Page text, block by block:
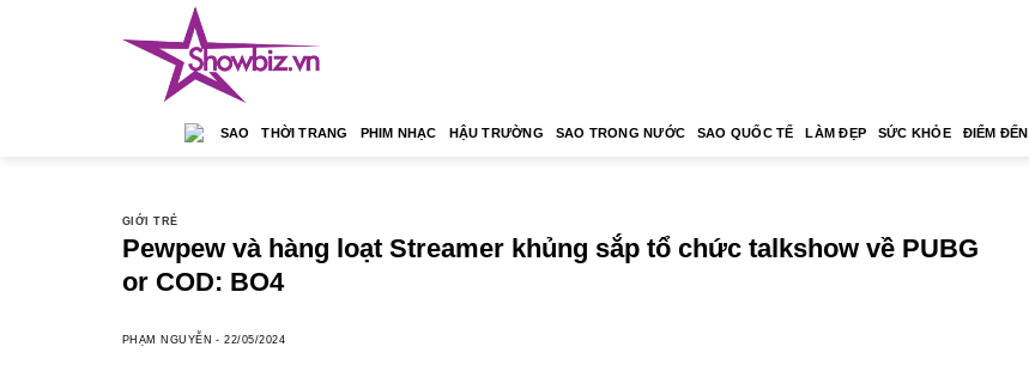
SAO THỜI TRANG PHIM NHẠC HẬU TRƯỜNG SAO TRONG NƯỚC SAO QUỐC TẾ LÀM ĐẸP SỨC KHỎE ĐIỂM ĐẾN
GIỚI TRẺ
Pewpew và hàng loạt Streamer khủng sắp tổ chức talkshow về PUBG
or COD: BO4
PHẠM NGUYỄN -22/05/2024